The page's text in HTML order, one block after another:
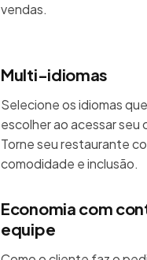
vendas.
Multi-idiomas
Selecione os idiomas
escolher ao acessar seu
Torne seu restaurante
comodidade e inclusão.
Economia com
equipe